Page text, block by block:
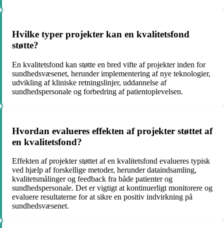
Hvilke typer projekter kan en kvalitetsfond
støtte?
En kvalitetsfond kan støtte en bred vifte af projekter inden for
sundhedsvæsenet, herunder implementering af nye teknologier,
udvikling af kliniske retningslinjer, uddannelse af
sundhedspersonale og forbedring af patientoplevelsen.
Hvordan evalueres effekten af projekter støttet af
en kvalitetsfond?
Effekten af projekter støttet af en kvalitetsfond evalueres typisk
ved hjælp af forskellige metoder, herunder dataindsamling,
kvalitetsmålinger og feedback fra både patienter og
sundhedspersonale. Det er vigtigt at kontinuerligt monitorere og
evaluere resultaterne for at sikre en positiv indvirkning på
sundhedsvæsenet.